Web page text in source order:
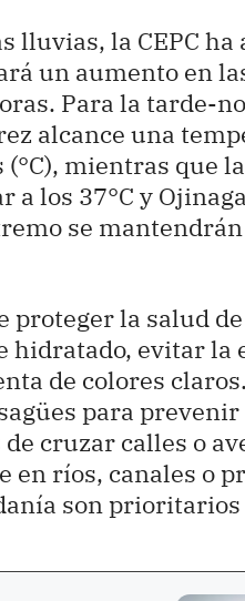
lluvias, la CEPC
un aumento en
Para la tarde-
alcance una
mientras que
a los 37°C y
se
proteger la salud
hidratado, evitar la
de colores
para
cruzar calles o
en ríos, canales o
son